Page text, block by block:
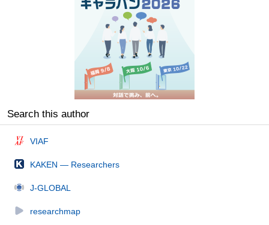
Search this author
VIAF
KAKEN — Researchers
J-GLOBAL
researchmap